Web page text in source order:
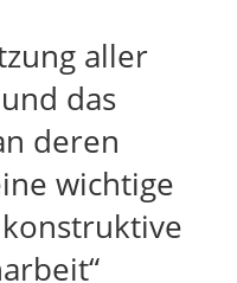
aller
das
deren
wichtige